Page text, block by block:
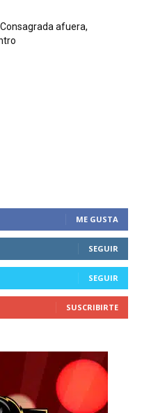
las
in your email.
afuera,
ME GUSTA
SEGUIR
SEGUIR
SUSCRIBIRTE